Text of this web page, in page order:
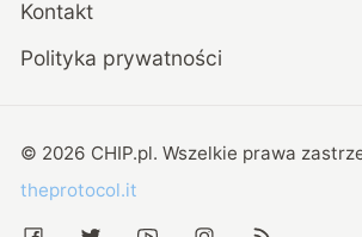
Kontakt
Polityka prywatności
© 2026 CHIP.pl. Wszelkie prawa
theprotocol.it